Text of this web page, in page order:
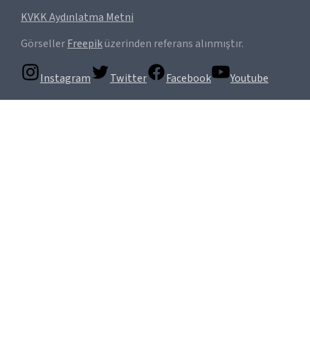
KVKK Aydınlatma Metni
GörsellerFreepiküzerinden referans alınmıştır.
Instagram Twitter Facebook Youtube